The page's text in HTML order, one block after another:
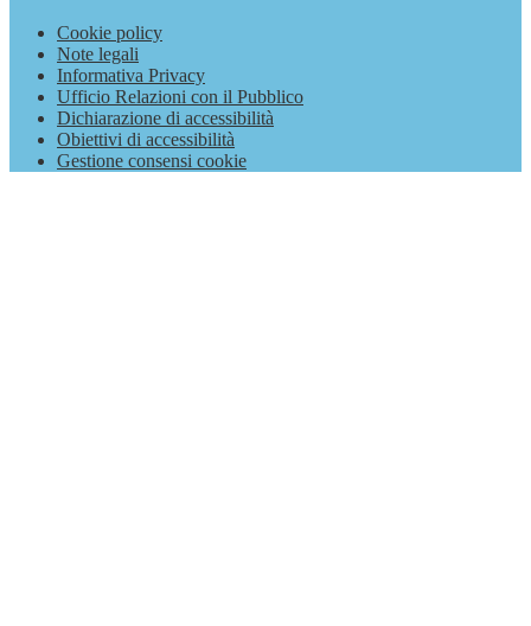
Cookie policy
Note legali
Informativa Privacy
Ufficio Relazioni con il Pubblico
Dichiarazione di accessibilità
Obiettivi di accessibilità
Gestione consensi cookie